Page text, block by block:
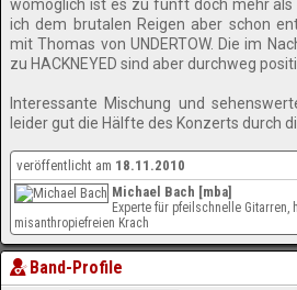
womöglich ist es zu fünft doch mehr
ich dem brutalen Reigen aber schon
mit Thomas von UNDERTOW. Die im
zu HACKNEYED sind aber durchweg
Interessante Mischung und
leider gut die Hälfte des Konzerts durch
veröffentlicht am 18.11.2010
Michael Bach [mba]
Experte für pfeilschnelle Gitarren,
misanthropiefreien Krach
Band-Profile